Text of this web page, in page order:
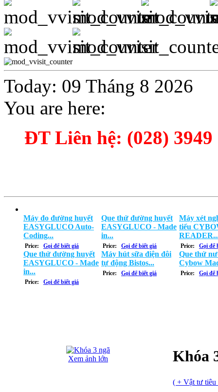
Today: 09 Tháng 8 2026
You are here:
ĐT Liên hệ: (028) 3949
Máy đo đường huyết
EASYGLUCO Auto-
Coding...
Price: Gọi để biết giá
Que thử đường huyết
EASYGLUCO - Made
in...
Price: Gọi để biết giá
Máy xét
tiểu
Price: Gọi để
Que thử đường huyết
EASYGLUCO - Made
in...
Price: Gọi để biết giá
Máy hút sữa điện đôi
tự động Bistos...
Price: Gọi để biết giá
Que thử
Cybow
Price: Gọi để
Xem ảnh lớn Khóa
( + Vật tư tiêu